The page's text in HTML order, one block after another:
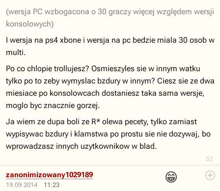
52
(wersja PC wzbogacona o 30 graczy więcej względem wersji
konsolowych)
I wersja na ps4 xbone i wersja na pc bedzie miala 30 osob w
multi.
Po co chlopie trollujesz? Osmieszyles sie w innym watku
tylko po to zeby wymyslac bzdury w innym? Ciesz sie ze dwa
miesiace po konsolowcach dostaniesz taka sama wersje,
moglo byc znacznie gorzej.
Ja wiem ze dupa boli ze R* olewa pecety, tylko zamiast
wypisywac bzdury i klamstwa po prostu sie nie dozywaj, bo
wprowadzasz innych uzytkownikow w blad.
19.09.2014 11:23
😁
zanonimizowany1029189